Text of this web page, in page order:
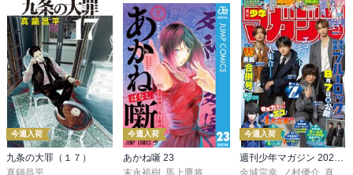
今週入荷
九条の大罪（１７）
今週入荷
あかね噺 23
今週入荷
週刊少年マガジン 2026年36・37号[2026年8月5日発売]